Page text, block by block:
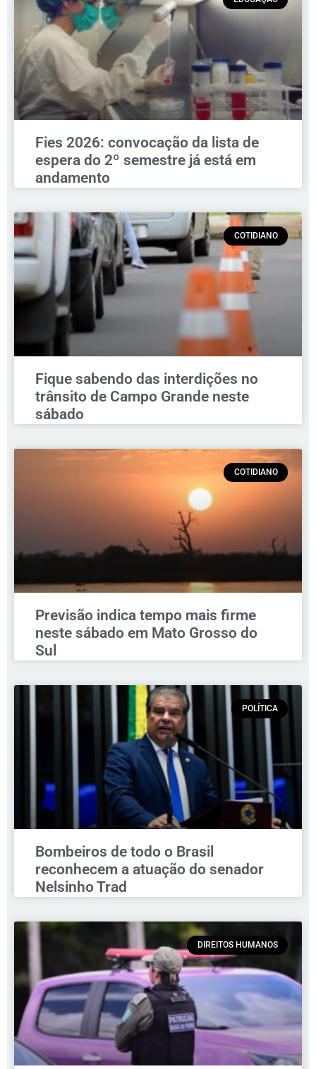
Fies 2026: convocação da lista de
espera do 2º semestre já está em
andamento
COTIDIANO
Fique sabendo das interdições no
trânsito de Campo Grande neste
sábado
COTIDIANO
Previsão indica tempo mais firme
neste sábado em Mato Grosso do
Sul
POLÍTICA
Bombeiros de todo o Brasil
reconhecem a atuação do senador
Nelsinho Trad
DIREITOS HUMANOS